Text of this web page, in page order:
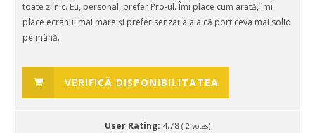
toate zilnic. Eu, personal, prefer Pro-ul. Îmi place cum arată, îmi
place ecranul mai mare și prefer senzația aia că port ceva mai solid
pe mână.
VERIFICĂ DISPONIBILITATEA
User Rating: 4.78 ( 2votes)